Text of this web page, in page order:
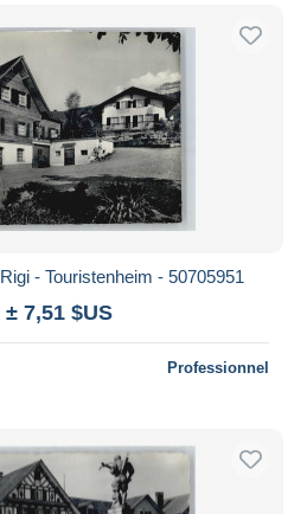
- Touristenheim - 50705951
± 7,51 $US
Professionnel